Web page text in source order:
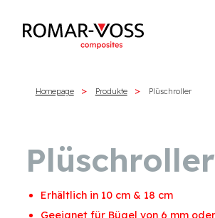
Homepage Produkte Plüschroller
Plüschroller
Erhältlich in 10 cm & 18 cm
Geeignet für Bügel von 6 mm